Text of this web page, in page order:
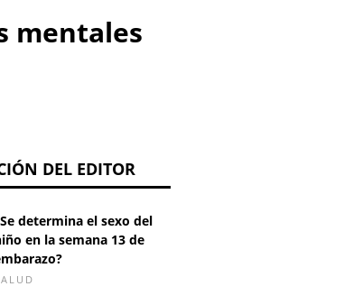
mentales
DEL EDITOR
determina el sexo del
en la semana 13 de